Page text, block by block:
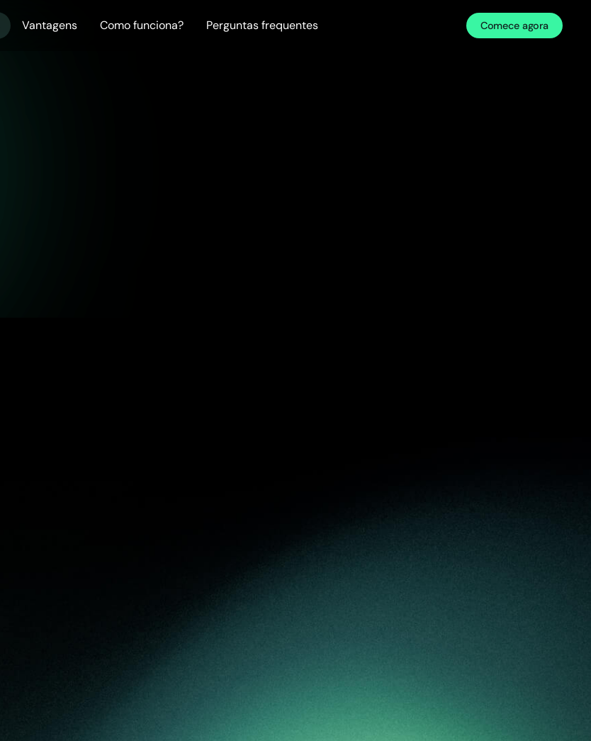
Vantagens Como funciona? Perguntas frequentes Comece agora